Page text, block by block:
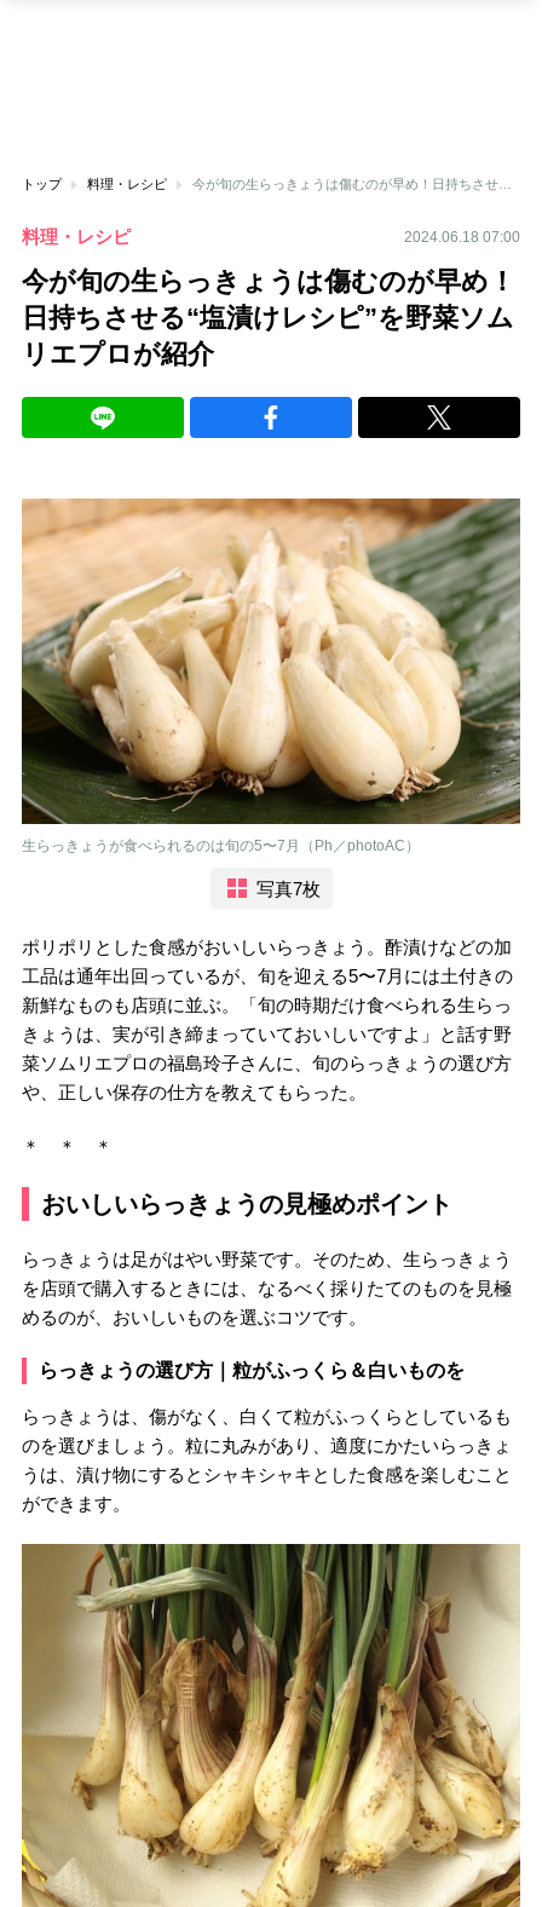
トップ 料理・レシピ 今が旬の生らっきょうは傷むのが早め！日持ちさせる“塩漬けレシピ”を野菜ソムリエプロが紹介
料理・レシピ 2024.06.18 07:00
今が旬の生らっきょうは傷むのが早め！
日持ちさせる“塩漬けレシピ”を野菜ソム
リエプロが紹介
生らっきょうが食べられるのは旬の5〜7月（Ph／photoAC）
写真7枚
ポリポリとした食感がおいしいらっきょう。酢漬けなどの加
工品は通年出回っているが、旬を迎える5〜7月には土付きの
新鮮なものも店頭に並ぶ。「旬の時期だけ食べられる生らっ
きょうは、実が引き締まっていておいしいですよ」と話す野
菜ソムリエプロの福島玲子さんに、旬のらっきょうの選び方
や、正しい保存の仕方を教えてもらった。
＊ ＊ ＊
おいしいらっきょうの見極めポイント
らっきょうは足がはやい野菜です。そのため、生らっきょう
を店頭で購入するときには、なるべく採りたてのものを見極
めるのが、おいしいものを選ぶコツです。
らっきょうの選び方｜粒がふっくら＆白いものを
らっきょうは、傷がなく、白くて粒がふっくらとしているも
のを選びましょう。粒に丸みがあり、適度にかたいらっきょ
うは、漬け物にするとシャキシャキとした食感を楽しむこと
ができます。